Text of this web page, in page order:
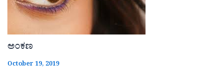
ಅಂಕಣ
October 19, 2019